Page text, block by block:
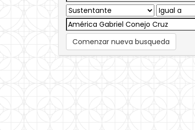
Comenzar nueva busqueda